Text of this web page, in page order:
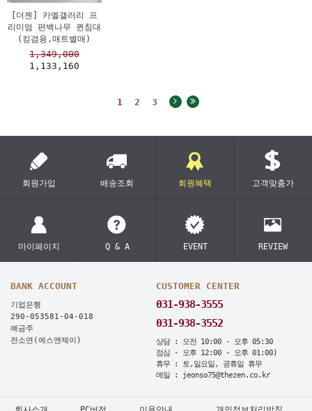
[더젠] 카엘갤러리 프
리미엄 편백나무 퀸침대
(킹겸용,매트별매)
1,349,000
1,133,160
1 2 3
회원가입 배송조회 회원혜택 고객맞춤가
마이페이지 Q & A EVENT REVIEW
BANK ACCOUNT
기업은행
290-053581-04-018
예금주
전소연(에스앤제이)
CUSTOMER CENTER
031-938-3555
031-938-3552
상담 : 오전 10:00 - 오후 05:30
점심 - 오후 12:00 - 오후 01:00)
휴무 : 토,일요일, 공휴일 휴무
메일 : jeonso75@thezen.co.kr